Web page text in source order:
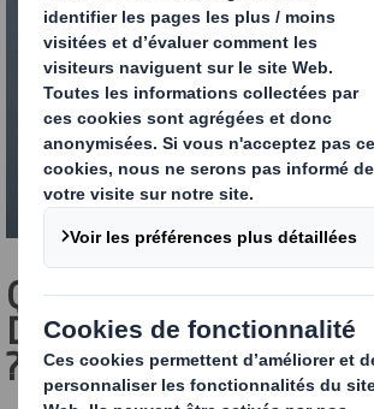
QU'EST-CE QUE LE
DES DÉCHETS EN
?